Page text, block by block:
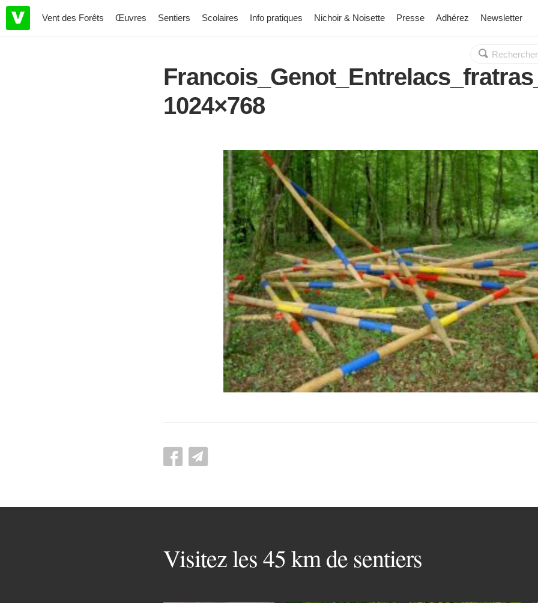
Vent des Forêts Œuvres Sentiers Scolaires Info pratiques Nichoir & Noisette Presse Adhérez Newsletter
Rechercher :
OK
1024×768
Visitez les 45 km de sentiers